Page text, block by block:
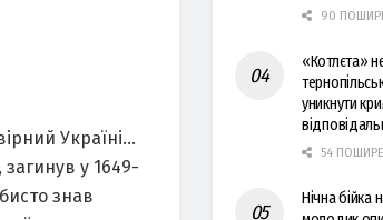
Україні…
у 1649-
знав
90
«Котлєта»
уникнути
54
Нічна бійка